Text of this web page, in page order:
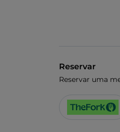
Reservar
Reservar uma